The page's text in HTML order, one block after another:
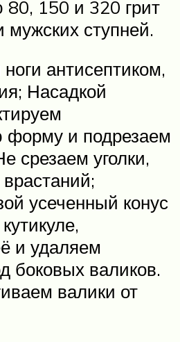
80, 150 и 320 грит
мужских ступней.
антисептиком,
Насадкой
форму и подрезаем
срезаем уголки,
усеченный конус
и удаляем
боковых валиков.
валики от